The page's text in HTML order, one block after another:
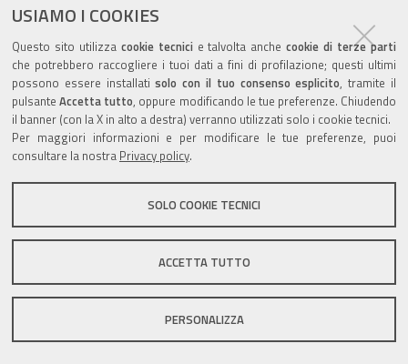
USIAMO I COOKIES
Questo sito utilizza cookie tecnici e talvolta anchecookie di terze parti
che potrebbero raccogliere i tuoi dati a fini di profilazione; questi ultimi
possono essere installatisolo con il tuo consenso esplicito, tramite il
pulsanteAccetta tutto, oppure modificando le tue preferenze. Chiudendo
il banner (con la X in alto a destra) verranno utilizzati solo i cookie tecnici.
Per maggiori informazioni e per modificare le tue preferenze, puoi
consultare la nostra Privacy policy.
SOLO COOKIE TECNICI
ACCETTA TUTTO
PERSONALIZZA
Trasparenza
Amministrazione trasparente
Note legali e copyright
Privacy e cookie
Gestisci i cookie
Dichiarazione di accessibilità
C.F. 800.625.903.79